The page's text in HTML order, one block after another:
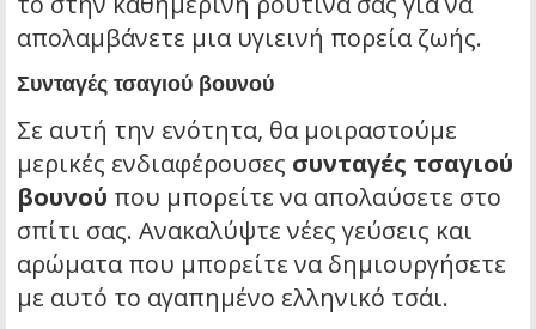
απολαμβάνετε μια υγιεινή πορεία ζωής.
Συνταγές τσαγιού βουνού
Σε αυτή την ενότητα, θα μοιραστούμε
μερικές ενδιαφέρουσες συνταγές τσαγιού
βουνού που μπορείτε να απολαύσετε στο
σπίτι σας. Ανακαλύψτε νέες γεύσεις και
αρώματα που μπορείτε να δημιουργήσετε
με αυτό το αγαπημένο ελληνικό τσάι.